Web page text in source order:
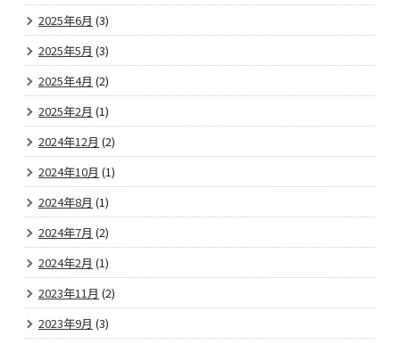
2025年6月 (3)
2025年5月 (3)
2025年4月 (2)
2025年2月 (1)
2024年12月 (2)
2024年10月 (1)
2024年8月 (1)
2024年7月 (2)
2024年2月 (1)
2023年11月 (2)
2023年9月 (3)